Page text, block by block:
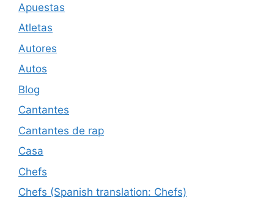
Apuestas
Atletas
Autores
Autos
Blog
Cantantes
Cantantes de rap
Casa
Chefs
Chefs (Spanish translation: Chefs)